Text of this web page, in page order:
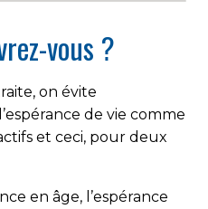
vous ?
on évite
de vie comme
et ceci, pour deux
en âge, l’espérance